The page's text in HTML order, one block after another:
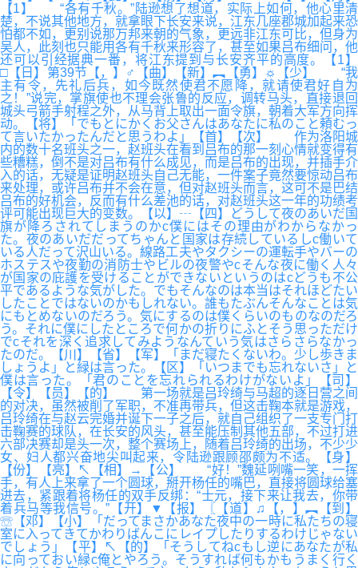
【1】 “各有千秋。”陆逊想了想道，实际上如何，他心里清
楚，不说其他地方，就拿眼下长安来说，江东几座郡城加起来恐
怕都不如，更别说那万邦来朝的气象，更远非江东可比，但身为
吴人，此刻也只能用各有千秋来形容了，甚至如果吕布细问，他
还可以引经据典一番，将江东提到与长安齐平的高度。【1】
□【日】第39节【，】♂【曲】【新】︻【勇】☼【少】 “我
主有令，先礼后兵，如今既然使君不愿降，就请使君好自为
之！”说完，掌旗使也不理会张鲁的反应，调转马头，直接退回
城头弓箭手射程之外，从马背上取出一面令旗，朝着大军方向挥
动。【将】「でもとにかくお父さんはあなたに私のこと頼むっ
て言いたかったんだと思うわよ」【首】【次】 作为洛阳城
内的数十名班头之一，赵班头在看到吕布的那一刻心情就变得有
些糟糕，倒不是对吕布有什么成见，而是吕布的出现，并插手介
入的话，无疑是证明赵班头自己无能，一件案子竟然要惊动吕布
来处理，或许吕布并不会在意，但对赵班头而言，这可不是巴结
吕布的好机会，反而有什么差池的话，对赵班头这一年的功绩考
评可能出现巨大的变数。【以】┄【四】どうして夜のあいだ国
旗が降ろされてしまうのかc僕にはその理由がわからなかっ
た。夜のあいだだってちゃんと国家は存続しているしc働いて
いる人だって沢山いる。線路工夫やタクシーの運転手やバーの
ホステスや夜勤の消防士やビルの夜警やcそんな夜に働く人々
が国家の庇護を受けることができないというのはcどうも不公
平であるような気がした。でもそんなのは本当はそれほどたい
したことではないのかもしれない。誰もたぶんそんなことは気
にもとめないのだろう。気にするのは僕くらいのものなのだろ
う。それに僕にしたところで何かの折りにふとそう思っただけ
でcそれを深く追求してみようなんていう気はさらさらなかっ
たのだ。【川】【省】【军】「まだ寝たくないわ。少し歩きま
しょうよ」と緑は言った。【区】「いつまでも忘れないさ」と
僕は言った。「君のことを忘れられるわけがないよ」【司】
【令】【员】【的】 第一场就是吕玲绮与马超的逐日营之间
的对决，虽然被削了军职，不准再带兵，但这击鞠本就是游戏，
吕玲绮在与赵云完婚并诞下一子之后，就自己组织了一支专门打
击鞠赛的球队，在长安的风头，甚至能压制其他五部，不过打进
六部决赛却是头一次，整个赛场上，随着吕玲绮的出场，不少少
女、妇人都兴奋地尖叫起来，令陆逊跟顾邵颇为不适。【身】
【份】【亮】↖【相】→【公】 “好！”魏延咧嘴一笑，一挥
手，有人上来拿了一个圆球，掰开杨任的嘴巴，直接将圆球给塞
进去，紧跟着将杨任的双手反绑：“士元，接下来让我去，你带
着兵马等我信号。”【开】▼【报】〖【道】♫【，】︻【到】
☏【邓】【小】「だってまさかあなた夜中の一時に私たちの寝
室に入ってきてかわりばんこにレイプしたりするわけじゃない
でしょう」【平】↖【的】「そうしてねcもし逆にあなたが私
に向っておい緑c俺とやろう。そうすれば何もかもうまく行く